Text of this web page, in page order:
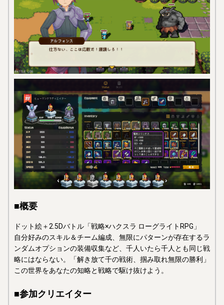
■概要
ドット絵＋2.5Dバトル「戦略×ハクスラ ローグライトRPG」
自分好みのスキル＆チーム編成、無限にパターンが存在するラ
ンダムオプションの装備収集など、千人いたら千人とも同じ戦
略にはならない。「解き放て千の戦術、掴み取れ無限の勝利」
この世界をあなたの知略と戦略で駆け抜けよう。
■参加クリエイター